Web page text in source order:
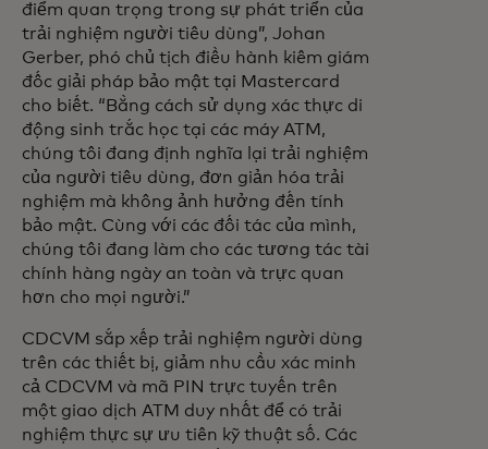
điểm quan trọng trong sự phát triển của
trải nghiệm người tiêu dùng”, Johan
Gerber, phó chủ tịch điều hành kiêm giám
đốc giải pháp bảo mật tại Mastercard
cho biết. “Bằng cách sử dụng xác thực di
động sinh trắc học tại các máy ATM,
chúng tôi đang định nghĩa lại trải nghiệm
của người tiêu dùng, đơn giản hóa trải
nghiệm mà không ảnh hưởng đến tính
bảo mật. Cùng với các đối tác của mình,
chúng tôi đang làm cho các tương tác tài
chính hàng ngày an toàn và trực quan
hơn cho mọi người.”
CDCVM sắp xếp trải nghiệm người dùng
trên các thiết bị, giảm nhu cầu xác minh
cả CDCVM và mã PIN trực tuyến trên
một giao dịch ATM duy nhất để có trải
nghiệm thực sự ưu tiên kỹ thuật số. Các